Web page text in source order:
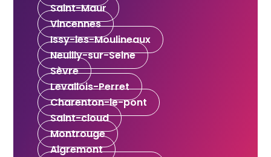
Saint-Maur
Vincennes
Issy-les-Moulineaux
Neuilly-sur-Seine
Sèvre
Levallois-Perret
Charenton-le-pont
Saint-cloud
Montrouge
Aigremont